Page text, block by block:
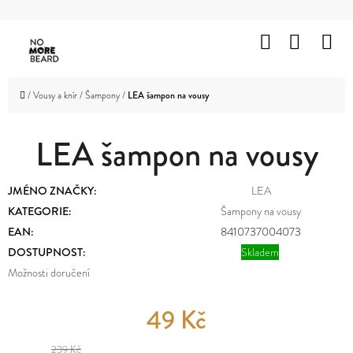
obsah
OBLIČEJ
A
TĚLO
ZNAČKY
Hledat
Domů
/Vousy a knír/Šampony/ LEA šampon na vousy
LEA šampon na vousy
JMÉNO ZNAČKY:
LEA
KATEGORIE:
Šampony na vousy
EAN:
8410737004073
DOSTUPNOST:
Skladem
Možnosti doručení
49 Kč
239 Kč
Zpět
Zpět
C
O
T
Ř
E
B